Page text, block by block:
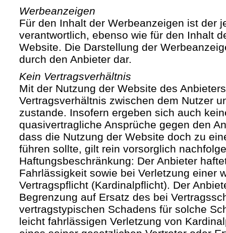
Werbeanzeigen
Für den Inhalt der Werbeanzeigen ist der
verantwortlich, ebenso wie für den Inhalt
Website. Die Darstellung der
durch den Anbieter dar.
Kein Vertragsverhältnis
Mit der Nutzung der Website des
Vertragsverhältnis zwischen dem Nutzer
zustande. Insofern ergeben sich auch
quasivertragliche Ansprüche gegen den
dass die Nutzung der Website doch zu
führen sollte, gilt rein vorsorglich
Haftungsbeschränkung: Der Anbieter
Fahrlässigkeit sowie bei Verletzung einer
Vertragspflicht (Kardinalpflicht). Der
Begrenzung auf Ersatz des bei
vertragstypischen Schadens für solche
leicht fahrlässigen Verletzung von